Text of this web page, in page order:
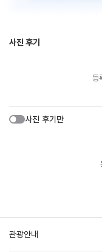
사진 후기
등
사진 후기만
관광안내